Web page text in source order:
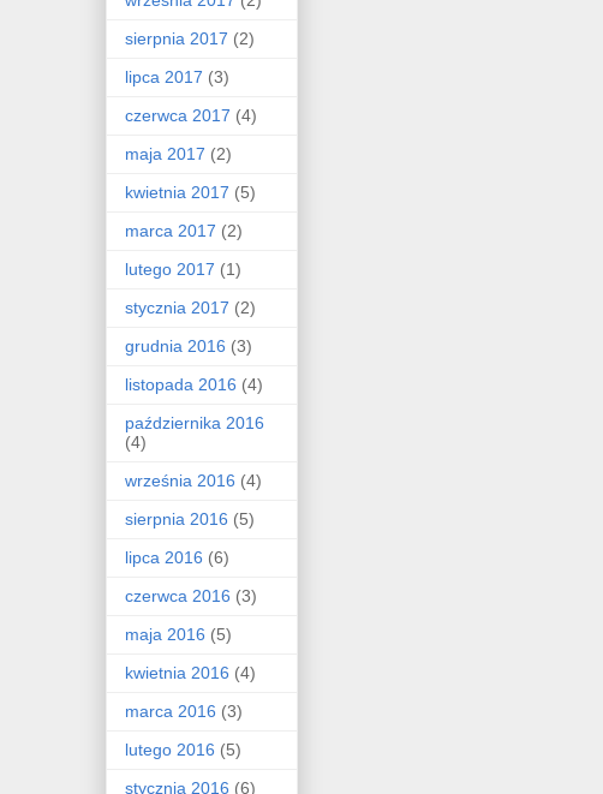
sierpnia 2017 (2)
lipca 2017 (3)
czerwca 2017 (4)
maja 2017 (2)
kwietnia 2017 (5)
marca 2017 (2)
lutego 2017 (1)
stycznia 2017 (2)
grudnia 2016 (3)
listopada 2016 (4)
października 2016
(4)
września 2016 (4)
sierpnia 2016 (5)
lipca 2016 (6)
czerwca 2016 (3)
maja 2016 (5)
kwietnia 2016 (4)
marca 2016 (3)
lutego 2016 (5)
stycznia 2016 (6)